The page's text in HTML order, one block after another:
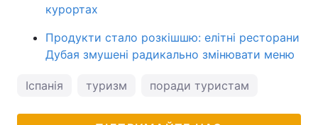
курортах
Продукти стало розкішшю: елітні ресторани
Дубая змушені радикально змінювати меню
Іспанія туризм поради туристам